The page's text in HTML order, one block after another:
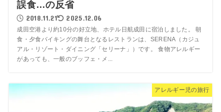
誤食…の反省
2018.11.21 2025.12.06
成田空港より約10分の好立地、ホテル日航成田に宿泊しました。 朝
食・夕食バイキングの舞台となるレストランは、SERENA（カジュ
アル・リゾート・ダイニング「セリーナ」）です。 食物アレルギー
があっても、一般のブッフェ・メ...
アレルギー児の旅行